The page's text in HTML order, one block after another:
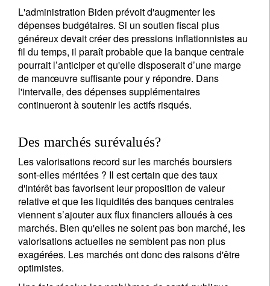
L'administration Biden prévoit d'augmenter les
dépenses budgétaires. Si un soutien fiscal plus
généreux devait créer des pressions inflationnistes au
fil du temps, il paraît probable que la banque centrale
pourrait l’anticiper et qu'elle disposerait d’une marge
de manœuvre suffisante pour y répondre. Dans
l'intervalle, des dépenses supplémentaires
continueront à soutenir les actifs risqués.
Des marchés surévalués?
Les valorisations record sur les marchés boursiers
sont-elles méritées ? Il est certain que des taux
d'intérêt bas favorisent leur proposition de valeur
relative et que les liquidités des banques centrales
viennent s’ajouter aux flux financiers alloués à ces
marchés. Bien qu'elles ne soient pas bon marché, les
valorisations actuelles ne semblent pas non plus
exagérées. Les marchés ont donc des raisons d'être
optimistes.
Pays de résidence
Je ne suis pas résident ou citoyen des Etats-Unis
Vos informations seront utilisées conformément à
notrepolitique de confidentialité.